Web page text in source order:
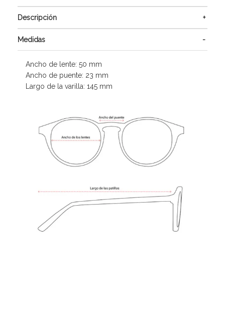
Descripción
Medidas
Ancho de lente: 50 mm
Ancho de puente: 23 mm
Largo de la varilla: 145 mm